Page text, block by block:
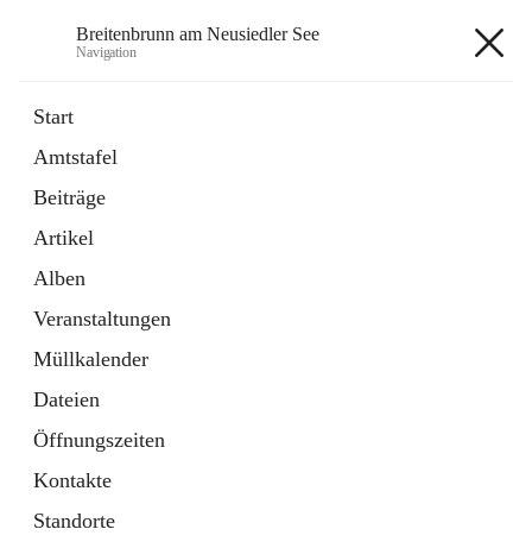
Breitenbrunn am Neusiedler See
Navigation
Start
Amtstafel
Beiträge
Artikel
Alben
Veranstaltungen
Müllkalender
Dateien
Öffnungszeiten
Kontakte
Standorte
18 Schnellzugriffe
Gemeindeservice